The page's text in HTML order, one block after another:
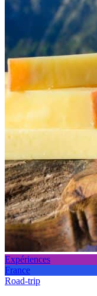
Expériences
France
Road-trip